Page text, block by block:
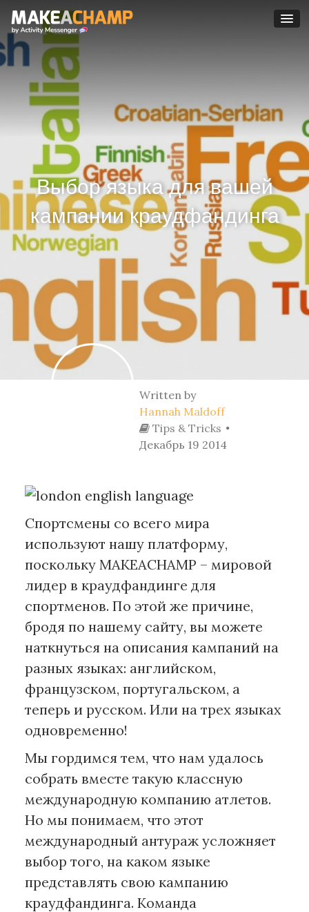
Выбор языка для вашей
кампании краудфандинга
Written by
Hannah Maldoff
Tips & Tricks
Декабрь 19 2014
Спортсмены со всего мира
используют нашу платформу,
поскольку MAKEACHAMP – мировой
лидер в краудфандинге для
спортменов. По этой же причине,
бродя по нашему сайту, вы можете
наткнуться на описания кампаний на
разных языках: английском,
французском, португальском, а
теперь и русском. Или на трех языках
одновременно!
Мы гордимся тем, что нам удалось
собрать вместе такую классную
международную компанию атлетов.
Но мы понимаем, что этот
международный антураж усложняет
выбор того, на каком языке
представлять свою кампанию
краудфандинга. Команда